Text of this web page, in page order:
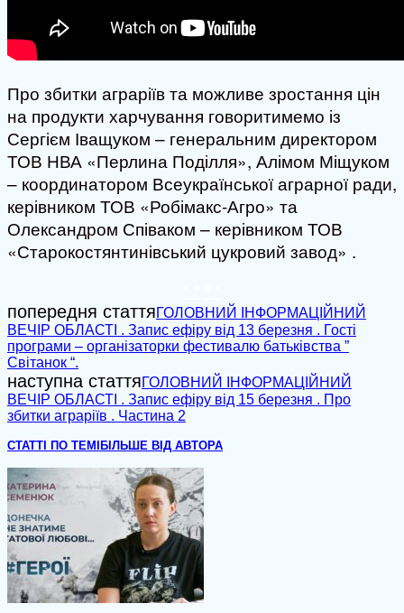
Про збитки аграріїв та можливе зростання цін
на продукти харчування говоритимемо із
Сергієм Іващуком – генеральним директором
ТОВ НВА «Перлина Поділля», Алімом Міщуком
– координатором Всеукраїнської аграрної ради,
керівником ТОВ «Робімакс-Агро» та
Олександром Співаком – керівником ТОВ
«Старокостянтинівський цукровий завод» .
попередня статтяГОЛОВНИЙ ІНФОРМАЦІЙНИЙ
ВЕЧІР ОБЛАСТІ . Запис ефіру від 13 березня . Гості
програми – організаторки фестивалю батьківства ”
Світанок “.
наступна статтяГОЛОВНИЙ ІНФОРМАЦІЙНИЙ
ВЕЧІР ОБЛАСТІ . Запис ефіру від 15 березня . Про
збитки аграріїв . Частина 2
СТАТТІ ПО ТЕМІ БІЛЬШЕ ВІД АВТОРА